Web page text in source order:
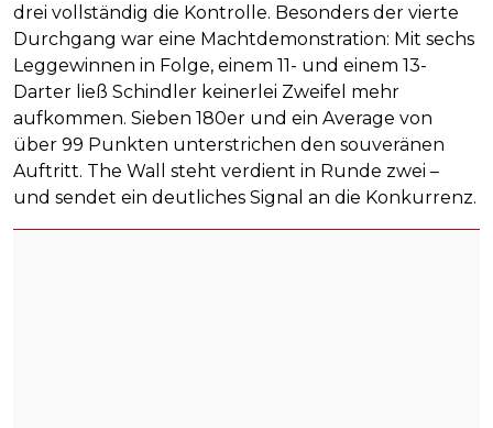
drei vollständig die Kontrolle. Besonders der vierte
Durchgang war eine Machtdemonstration: Mit sechs
Leggewinnen in Folge, einem 11- und einem 13-
Darter ließ Schindler keinerlei Zweifel mehr
aufkommen. Sieben 180er und ein Average von
über 99 Punkten unterstrichen den souveränen
Auftritt. The Wall steht verdient in Runde zwei –
und sendet ein deutliches Signal an die Konkurrenz.